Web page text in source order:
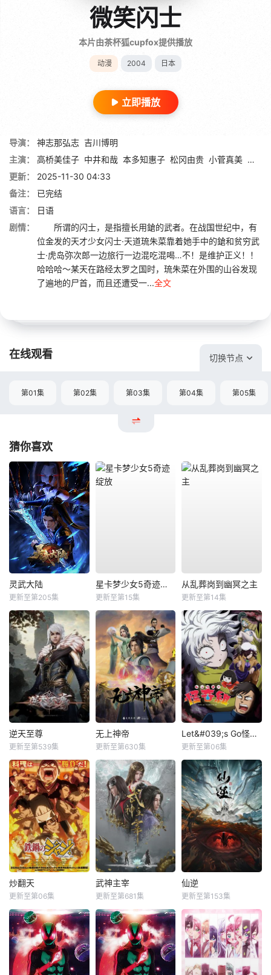
微笑闪士
本片由茶杯狐cupfox提供播放
动漫 2004 日本
立即播放
导演： 神志那弘志 吉川博明
主演：
高桥美佳子 中井和哉 本多知惠子 松冈由贵 小菅真美 中田
更新：
2025-11-30 04:33
备注：
已完结
语言：
日语
剧情：
所谓的闪士，是指擅长用鎗的武者。在战国世纪中，有
位金发的天才少女闪士·天道琉朱菜靠着她手中的鎗和贫穷武
士·虎岛弥次郎一边旅行一边混吃混喝…不！是维护正义！！
哈哈哈～某天在路经太罗之国时，琉朱菜在外围的山谷发现
了遍地的尸首，而且还遭受一...全文
在线观看 切换节点
第01集 第02集 第03集 第04集 第05集
猜你喜欢
灵武大陆
更新至第205集
星卡梦少女5奇迹绽放
更新至第15集
从乱葬岗到幽冥之主
更新至第14集
逆天至尊
更新至第539集
无上神帝
更新至第630集
Let&#039;s Go怪奇组
更新至第06集
炒翻天
更新至第06集
武神主宰
更新至第681集
仙逆
更新至第153集